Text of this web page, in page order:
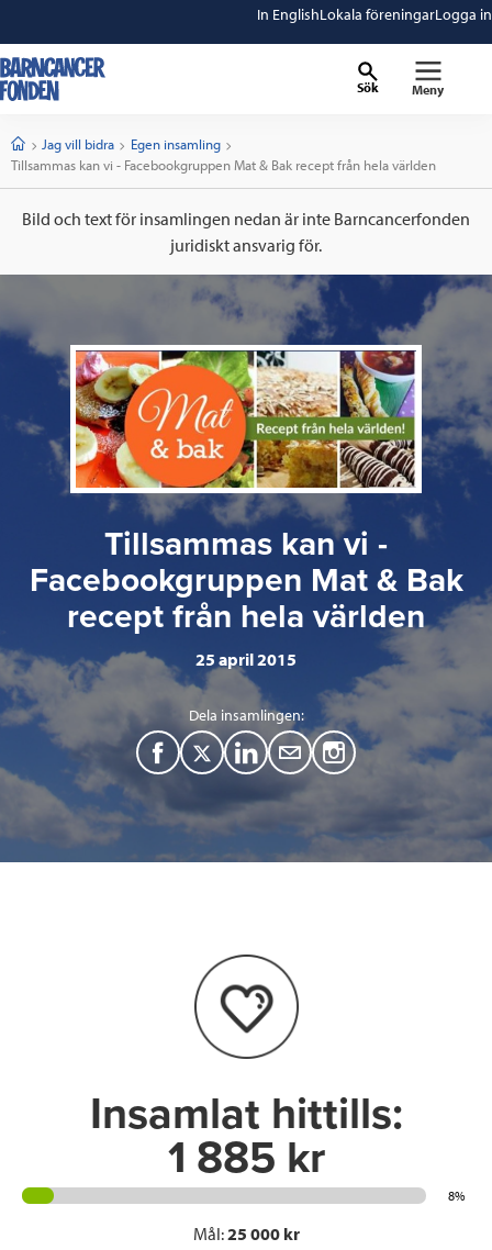
In EnglishLokala föreningarLogga in
Sök Meny
StartJag vill bidra
Egen insamling
Current:
Tillsammas kan vi - Facebookgruppen Mat & Bak recept från hela världen
Bild och text för insamlingen nedan är inte Barncancerfonden
juridiskt ansvarig för.
Tillsammas kan vi -
Facebookgruppen Mat & Bak
recept från hela världen
25 april 2015
Dela insamlingen:
F
T
e
L
i
I
n
M
a
i
Insamlat hittills:
1 885 kr
8%
Mål:25 000 kr